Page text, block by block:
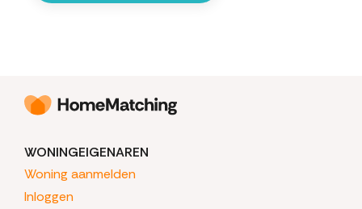
WONINGEIGENAREN
Woning aanmelden
Inloggen